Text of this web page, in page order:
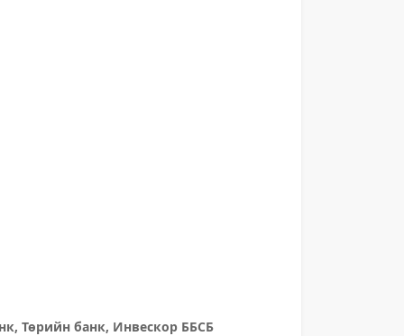
Төрийн банк, Инвескор ББСБ